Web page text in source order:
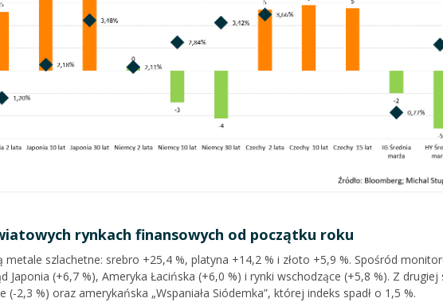
rynkach finansowych od początku roku
szlachetne: srebro +25,4 %, platyna +14,2 % i złoto +5,9 %. Spośród
Japonia (+6,7 %), Ameryka Łacińska (+6,0 %) i rynki wschodzące (+5,8 %). Z drugiej
2,3 %) oraz amerykańska „Wspaniała Siódemka”, której indeks spadł o 1,5 %.